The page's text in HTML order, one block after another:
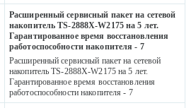
Расширенный сервисный пакет на сетевой
накопитель TS-2888X-W2175 на 5 лет.
Гарантированное время восстановления
работоспособности накопителя - 7
Расширенный сервисный пакет на сетевой
накопитель TS-2888X-W2175 на 5 лет.
Гарантированное время восстановления
работоспособности накопителя - 7